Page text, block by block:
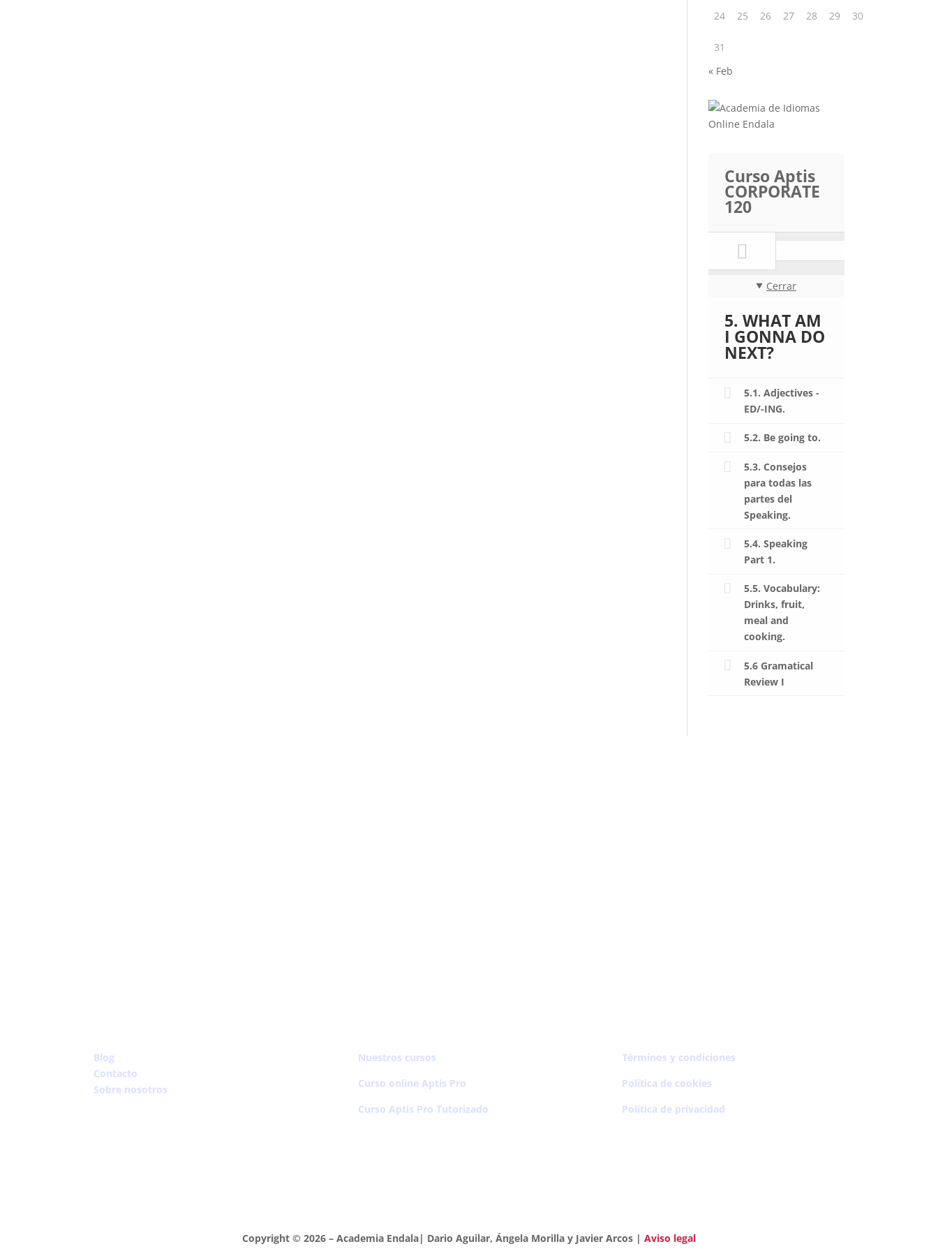
24 25 26 27 28 29 30
31
« Feb
Curso Aptis
CORPORATE
120
Cerrar
5. WHAT AM
I GONNA DO
NEXT?
5.1. Adjectives -
ED/-ING.
5.2. Be going to.
5.3. Consejos
para todas las
partes del
Speaking.
5.4. Speaking
Part 1.
5.5. Vocabulary:
Drinks, fruit,
meal and
cooking.
5.6 Gramatical
Review I
Blog
Contacto
Sobre nosotros
Nuestros cursos
Curso online Aptis Pro
Curso Aptis Pro Tutorizado
Términos y condiciones
Política de cookies
Política de privacidad
Copyright © 2026 – Academia Endala| Dario Aguilar, Ángela Morilla y Javier Arcos | Aviso legal